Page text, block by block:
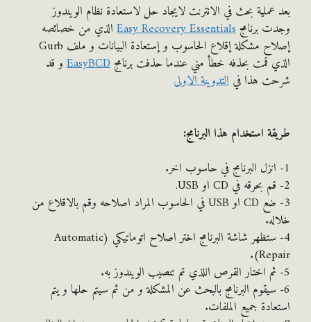
بحث في الانترنت لايجاد حل لاستعادة نظام الويندوز
برنامجEasy Recovery Essentialsالذي من خصائصه
إصلاح مشكلة إقلاع الحاسوب و إستعادة البيانات و ملف Gurb
قمت بحذفه خطأ مني عندما حذفت برنامجEasyBCDو قد
هذا فيالتدوينة الاولى
استخدام هذا البرنامج:
3- ضع CD او USB في الحاسوب المراد اصلاحه وقم بالاقلاع من
4- ستظهر شاشة البرنامج اختر اصلاح اتوماتيكي (Automatic
البرنامج بالبحث عن المشكلة و من ثم سيتم حلها و يتم
جميع الملفات.